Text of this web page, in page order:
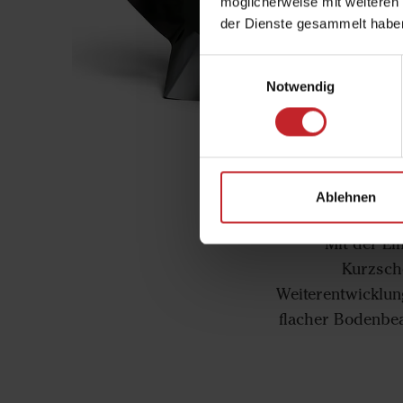
der Dienste gesammelt
Notwendig
Ablehnen
Mit der
flacher